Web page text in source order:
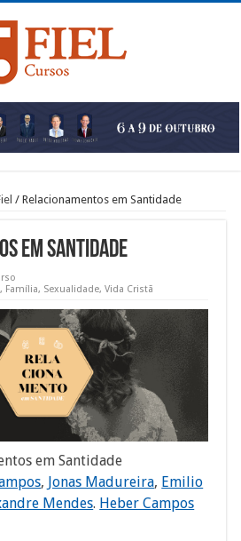
/ Relacionamentos em Santidade
em Santidade
, Família, Sexualidade,Vida Cristã
em Santidade
, Jonas Madureira, Emilio
Mendes. Heber Campos